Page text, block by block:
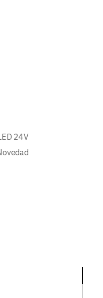
m SMD2835
24V